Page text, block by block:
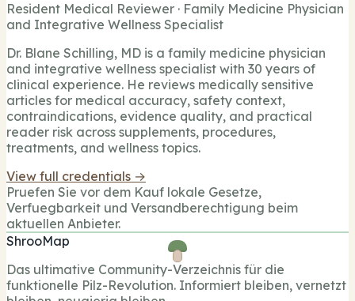
Resident Medical Reviewer · Family Medicine Physician
and Integrative Wellness Specialist
Dr. Blane Schilling, MD is a family medicine physician
and integrative wellness specialist with 30 years of
clinical experience. He reviews medically sensitive
articles for medical accuracy, safety context,
contraindications, evidence quality, and practical
reader risk across supplements, procedures,
treatments, and wellness topics.
View full credentials →
Pruefen Sie vor dem Kauf lokale Gesetze,
Verfuegbarkeit und Versandberechtigung beim
aktuellen Anbieter.
ShrooMap
Das ultimative Community-Verzeichnis für die
funktionelle Pilz-Revolution. Informiert bleiben, vernetzt